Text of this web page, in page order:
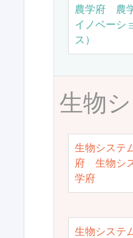
農学府 農
イノベーシ
ス）
生物
生物システ
府 生物シ
学府
生物システ